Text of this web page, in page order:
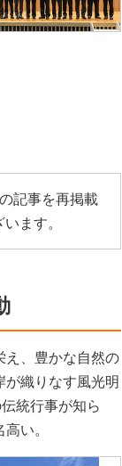
記事を再掲載
ます。
え、豊かな自然の
織りなす風光明
統行事が知ら
い。